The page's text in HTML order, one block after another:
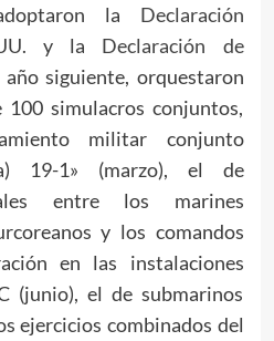
la Declaración
y la Declaración de
año siguiente, orquestaron
simulacros conjuntos,
militar conjunto
19-1» (marzo), el de
entre los marines
y los comandos
en las instalaciones
(junio), el de submarinos
ejercicios combinados del